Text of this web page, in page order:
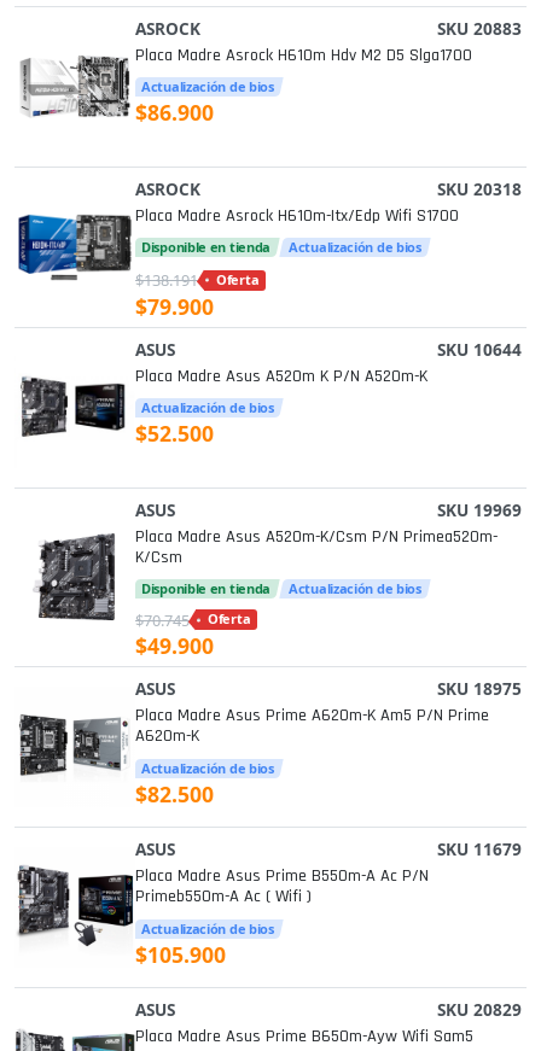
ASROCK SKU 20883
Placa Madre Asrock H610m Hdv M2 D5 Slga1700
Actualización de bios
$86.900
ASROCK SKU 20318
Placa Madre Asrock H610m-Itx/edp Wifi S1700
Disponible en tienda Actualización de bios
$138.191 Oferta
$79.900
ASUS SKU 10644
Placa Madre Asus A520m K P/n A520m-K
Actualización de bios
$52.500
ASUS SKU 19969
Placa Madre Asus A520m-K/csm P/n Primea520m-
K/csm
Disponible en tienda Actualización de bios
$70.745 Oferta
$49.900
ASUS SKU 18975
Placa Madre Asus Prime A620m-K Am5 P/n Prime
A620m-K
Actualización de bios
$82.500
ASUS SKU 11679
Placa Madre Asus Prime B550m-A Ac P/n
Primeb550m-A Ac ( Wifi )
Actualización de bios
$105.900
ASUS SKU 20829
Placa Madre Asus Prime B650m-Ayw Wifi Sam5